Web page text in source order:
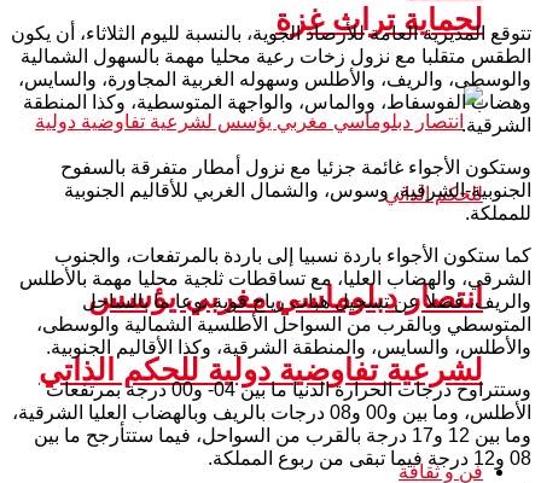
لحماية تراث غزة
انتصار دبلوماسي مغربي يؤسس
لشرعية تفاوضية دولية للحكم الذاتي
فن و ثقافة
تتوقع المديرية العامة للأرصاد الجوية، بالنسبة لليوم الثلاثاء، أن يكون
الطقس متقلبا مع نزول زخات رعية محليا مهمة بالسهول الشمالية
والوسطى، والريف، والأطلس وسهوله الغربية المجاورة، والسايس،
وهضاب الفوسفاط، ووالماس، والواجهة المتوسطية، وكذا المنطقة
الشرقية.
وستكون الأجواء غائمة جزئيا مع نزول أمطار متفرقة بالسفوح
الجنوبية-الشرقية، وسوس، والشمال الغربي للأقاليم الجنوبية
للمملكة.
كما ستكون الأجواء باردة نسبيا إلى باردة بالمرتفعات، والجنوب
الشرقي، والهضاب العليا، مع تساقطات ثلجية محليا مهمة بالأطلس
والريف، فضلا عن تسجيل هبات رياح قوية نوعا ما بالساحل
المتوسطي وبالقرب من السواحل الأطلسية الشمالية والوسطى،
والأطلس، والسايس، والمنطقة الشرقية، وكذا الأقاليم الجنوبية.
وستتراوح درجات الحرارة الدنيا ما بين 04- و00 درجة بمرتفعات
الأطلس، وما بين و00 و08 درجات بالريف وبالهضاب العليا الشرقية،
وما بين 12 و17 درجة بالقرب من السواحل، فيما ستتأرجح ما بين
08 و12 درجة فيما تبقى من ربوع المملكة.